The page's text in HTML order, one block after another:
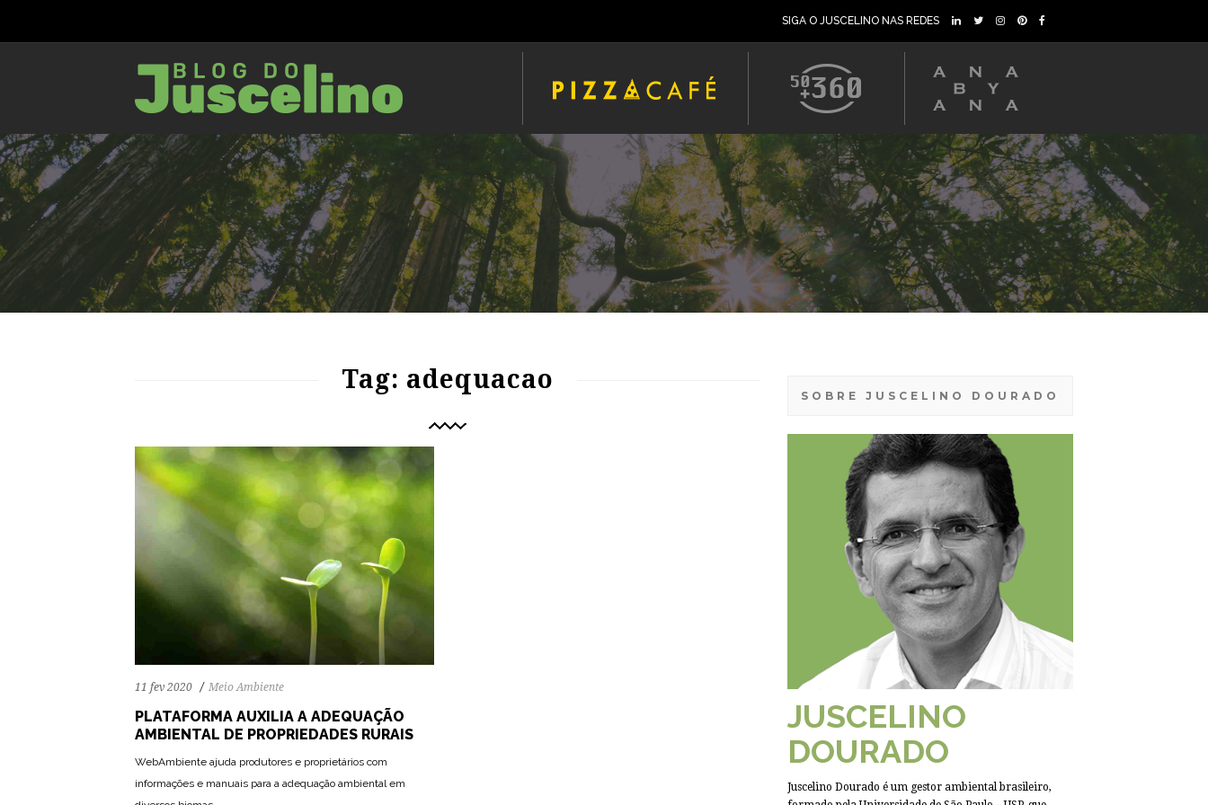
SIGA O JUSCELINO NAS REDES
Tag: adequacao
11 fev 2020 Meio Ambiente
PLATAFORMA AUXILIA A ADEQUAÇÃO
AMBIENTAL DE PROPRIEDADES RURAIS
WebAmbiente ajuda produtores e proprietários com
informações e manuais para a adequação ambiental em
SOBRE JUSCELINO DOURADO
JUSCELINO
DOURADO
Juscelino Dourado é um gestor ambiental brasileiro,